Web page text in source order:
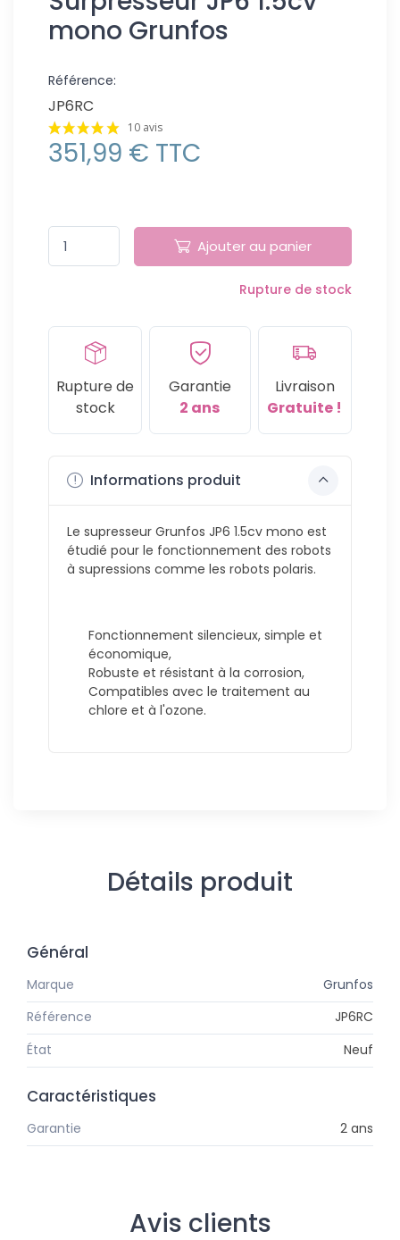
mono Grunfos
Référence:
JP6RC
10 avis
351,99 € TTC
Ajouter au panier
Rupture de stock
Rupture de
stock
Garantie
2 ans
Livraison
Gratuite !
Informations produit
Le supresseur Grunfos JP6 1.5cv mono est
étudié pour le fonctionnement des robots
à supressions comme les robots polaris.
Fonctionnement silencieux, simple et
économique,
Robuste et résistant à la corrosion,
Compatibles avec le traitement au
chlore et à l'ozone.
Détails produit
Général
Marque
Grunfos
Référence
JP6RC
État
Neuf
Caractéristiques
Garantie 2 ans
Avis clients